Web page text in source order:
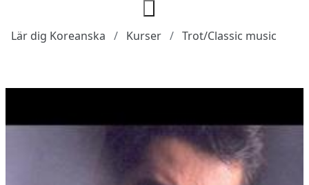
Lär dig Koreanska Kurser Trot/Classic music